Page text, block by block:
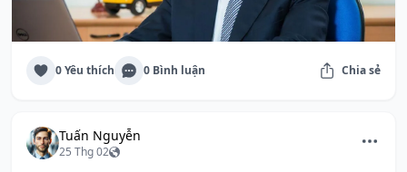
0 Yêu thích 0 Bình luận Chia sẻ
Tuấn Nguyễn
25 Thg 02